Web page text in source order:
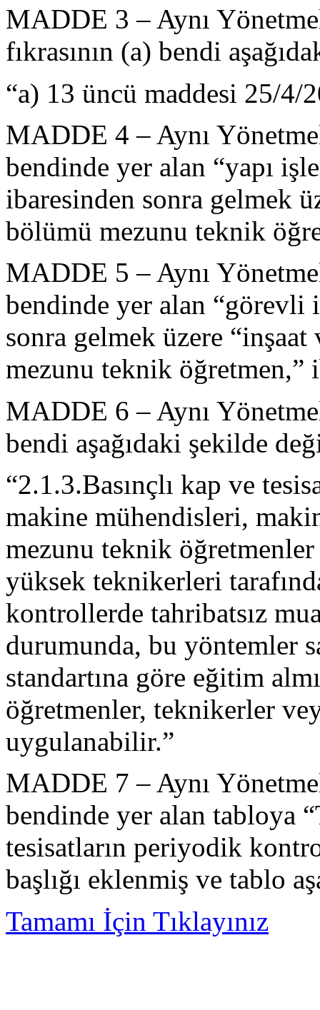
MADDE 3 – Aynı
fıkrasının (a) bendi
“a) 13 üncü maddesi 25/4/
MADDE 4 – Aynı
bendinde yer alan “yapı
ibaresinden sonra gelmek
bölümü mezunu teknik
MADDE 5 – Aynı
bendinde yer alan “görevli
sonra gelmek üzere
mezunu teknik öğretmen,”
MADDE 6 – Aynı
bendi aşağıdaki şekilde
“2.1.3.Basınçlı kap ve
makine mühendisleri,
mezunu teknik
yüksek teknikerleri
kontrollerde tahribatsız
durumunda, bu yöntemler
standartına göre eğitim
öğretmenler, teknikerler
uygulanabilir.”
MADDE 7 – Aynı
bendinde yer alan tabloya
tesisatların periyodik
başlığı eklenmiş ve tablo
Tamamı İçin Tıklayınız